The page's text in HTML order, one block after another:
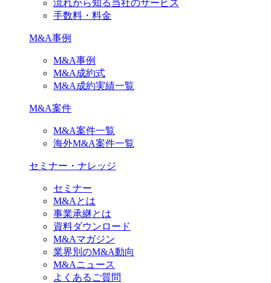
流れから知る当社のサービス
手数料・料金
M&A事例
M&A事例
M&A成約式
M&A成約実績一覧
M&A案件
M&A案件一覧
海外M&A案件一覧
セミナー・ナレッジ
セミナー
M&Aとは
事業承継とは
資料ダウンロード
M&Aマガジン
業界別のM&A動向
M&Aニュース
よくあるご質問